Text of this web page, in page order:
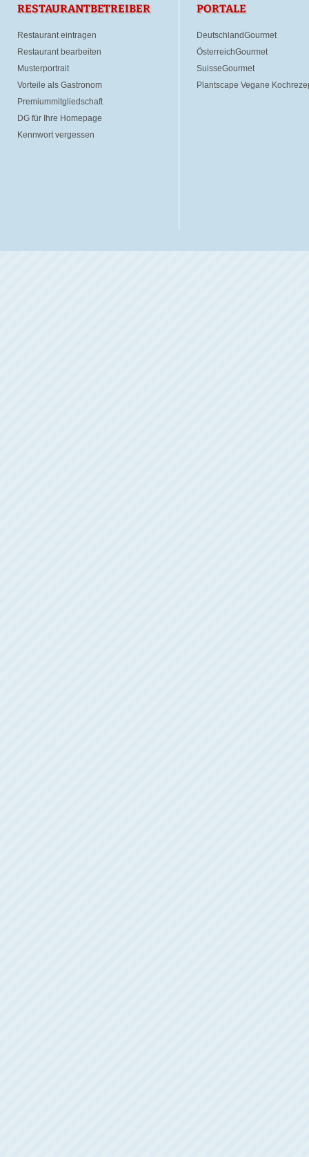
RESTAURANTBETREIBER
Restaurant eintragen
Restaurant bearbeiten
Musterportrait
Vorteile als Gastronom
Premiummitgliedschaft
DG für Ihre Homepage
Kennwort vergessen
PORTALE
DeutschlandGourmet
ÖsterreichGourmet
SuisseGourmet
Plantscape Vegane